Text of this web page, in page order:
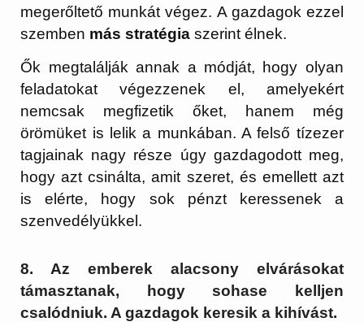
megerőltető munkát végez. A gazdagok ezzel
szemben más stratégia szerint élnek.
Ők megtalálják annak a módját, hogy olyan
feladatokat végezzenek el, amelyekért
nemcsak megfizetik őket, hanem még
örömüket is lelik a munkában. A felső tízezer
tagjainak nagy része úgy gazdagodott meg,
hogy azt csinálta, amit szeret, és emellett azt
is elérte, hogy sok pénzt keressenek a
szenvedélyükkel.
8. Az emberek alacsony elvárásokat
támasztanak, hogy sohase kelljen
csalódniuk. A gazdagok keresik a kihívást.